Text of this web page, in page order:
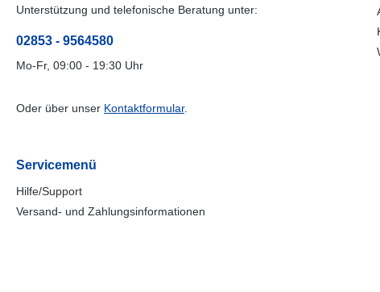
Unterstützung und telefonische Beratung unter:
02853 - 9564580
Mo-Fr, 09:00 - 19:30 Uhr
Oder über unser Kontaktformular.
Servicemenü
Hilfe/Support
Versand- und Zahlungsinformationen